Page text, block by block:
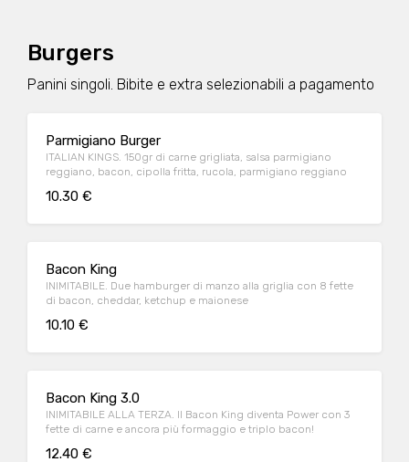
Burgers
Panini singoli. Bibite e extra selezionabili a pagamento
Parmigiano Burger
ITALIAN KINGS. 150gr di carne grigliata, salsa parmigiano
reggiano, bacon, cipolla fritta, rucola, parmigiano reggiano
10.30 €
Bacon King
INIMITABILE. Due hamburger di manzo alla griglia con 8 fette
di bacon, cheddar, ketchup e maionese
10.10 €
Bacon King 3.0
INIMITABILE ALLA TERZA. Il Bacon King diventa Power con 3
fette di carne e ancora più formaggio e triplo bacon!
12.40 €